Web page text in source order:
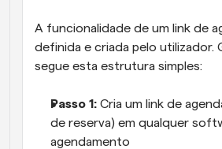
A funcionalidade de um link de
definida e criada pelo utilizador.
segue esta estrutura simples:
Passo 1: Cria um link de
de reserva) em qualquer
agendamento